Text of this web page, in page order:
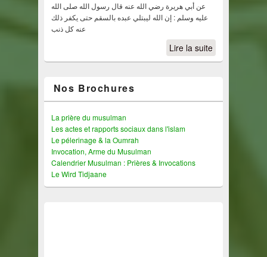
عن أبي هريرة رضي الله عنه قال رسول الله صلى الله
عليه وسلم : إن الله ليبتلي عبده بالسقم حتى يكفر ذلك
عنه كل ذنب
Lire la suite
Nos Brochures
La prière du musulman
Les actes et rapports sociaux dans l'islam
Le pélerinage & la Oumrah
Invocation, Arme du Musulman
Calendrier Musulman : Prières & Invocations
Le Wird Tidjaane